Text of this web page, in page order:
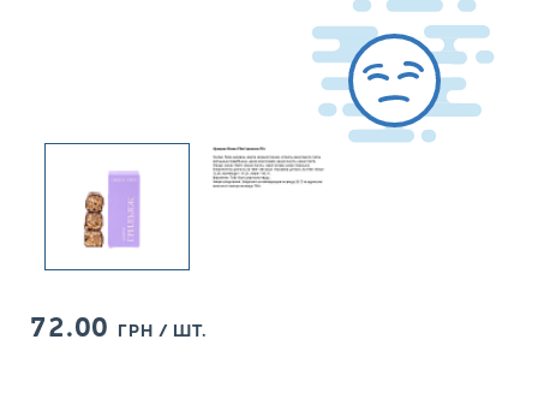
72.00 ГРН / ШТ.